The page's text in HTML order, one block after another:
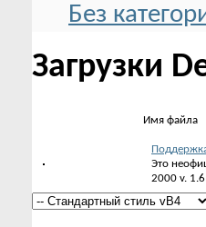
Без
Загрузки
Имя файла
Это
2000 v.